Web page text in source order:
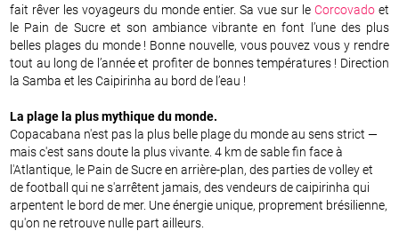
fait rêver les voyageurs du monde entier. Sa vue sur le Corcovadoet
le Pain de Sucre et son ambiance vibrante en font l’une des plus
belles plages du monde ! Bonne nouvelle, vous pouvez vous y rendre
tout au long de l’année et profiter de bonnes températures ! Direction
la Samba et les Caipirinha au bord de l’eau !
La plage la plus mythique du monde.
Copacabana n'est pas la plus belle plage du monde au sens strict —
mais c'est sans doute la plus vivante. 4 km de sable fin face à
l'Atlantique, le Pain de Sucre en arrière-plan, des parties de volley et
de football qui ne s'arrêtent jamais, des vendeurs de caipirinha qui
arpentent le bord de mer. Une énergie unique, proprement brésilienne,
qu'on ne retrouve nulle part ailleurs.